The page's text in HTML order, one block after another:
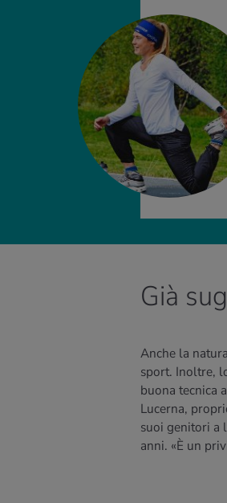
Già
Anche la
sport. Inoltre,
buona tecnica
Lucerna,
suoi genitori a
anni. «È un